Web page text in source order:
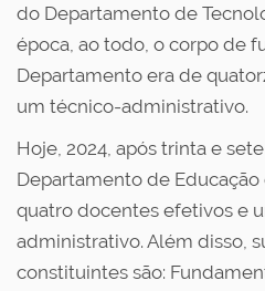
do Departamento de
época, ao todo, o corpo de
Departamento era de
um técnico-administrativo.
Hoje, 2024, após trinta e
Departamento de
quatro docentes efetivos e
administrativo. Além disso,
constituintes são: